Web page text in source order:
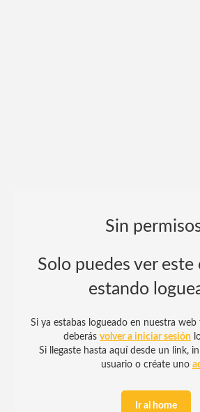
Sin
Solo puedes ver
estando
Si ya estabas logueado en nuestra
deberás volver a iniciar sesión
Si llegaste hasta aquí desde un link,
usuario o créate uno
Ir al home